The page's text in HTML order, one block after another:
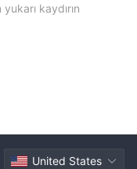
kaydırın
United States